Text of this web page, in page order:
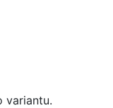
variantu.